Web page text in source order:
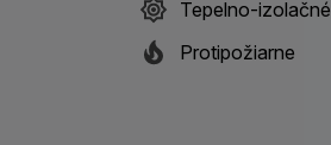
Tepelno-izolačné
Protipožiarne